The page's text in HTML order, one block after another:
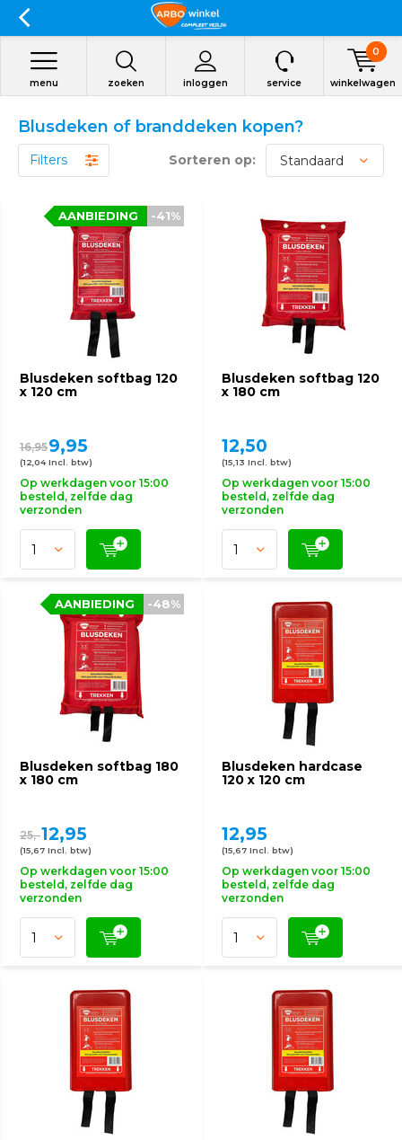
zoeken inloggen
menu service winkelwagen
0
Blusdeken of branddeken kopen?
Filters Sorteren op:
Blusdeken softbag 120
x 120 cm
-41%
AANBIEDING
16,959,95
(12,04 Incl. btw)
Op werkdagen voor 15:00
besteld, zelfde dag
verzonden
Blusdeken softbag 120
x 180 cm
12,50
(15,13 Incl. btw)
Op werkdagen voor 15:00
besteld, zelfde dag
verzonden
Blusdeken softbag 180
x 180 cm
-48%
AANBIEDING
25,-12,95
(15,67 Incl. btw)
Op werkdagen voor 15:00
besteld, zelfde dag
verzonden
Blusdeken hardcase
120 x 120 cm
12,95
(15,67 Incl. btw)
Op werkdagen voor 15:00
besteld, zelfde dag
verzonden